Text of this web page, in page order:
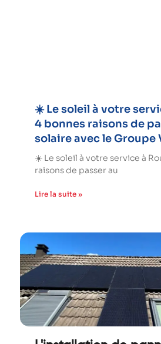
☀️ Le soleil à votre
4 bonnes raisons de
solaire avec le Groupe
☀️ Le soleil à votre service à
raisons de passer au
Lire la suite »